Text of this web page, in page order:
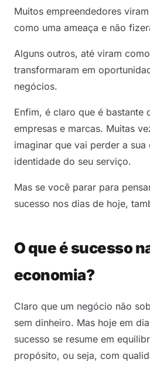
Muitos empreendedores
como uma ameaça e não
Alguns outros, até viram
transformaram em
negócios.
Enfim, é claro que é bastante
empresas e marcas. Muitas
imaginar que vai perder a sua
identidade do seu serviço.
Mas se você parar para
sucesso nos dias de hoje,
O que é sucesso
economia?
Claro que um negócio não
sem dinheiro. Mas hoje em
sucesso se resume em
propósito, ou seja, com